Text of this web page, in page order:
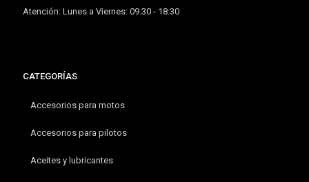
Atención: Lunes a Viernes: 09.30 - 18:30
CATEGORÍAS
Accesorios para motos
Accesorios para pilotos
Aceites y lubricantes